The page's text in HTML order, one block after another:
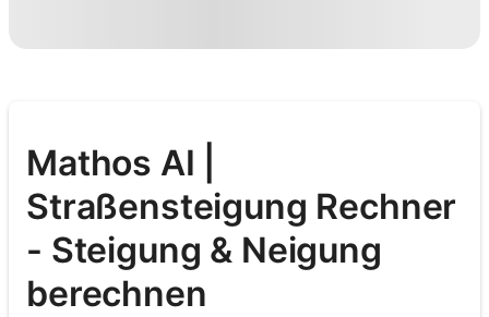
Mathos AI |
Straßensteigung Rechner
- Steigung & Neigung
berechnen